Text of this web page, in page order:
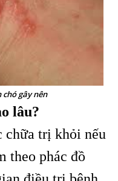
gây nên
lâu?
chữa trị khỏi nếu
theo phác đồ